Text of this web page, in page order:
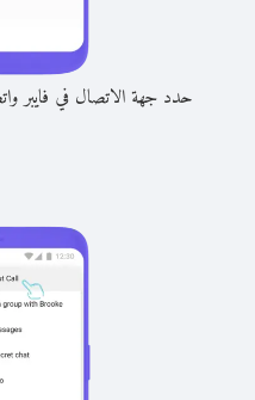
حدد جهة الاتصال في فايبر